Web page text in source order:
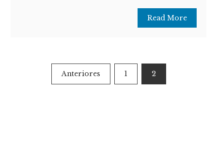
Read More
Paginación
Anteriores 1 2